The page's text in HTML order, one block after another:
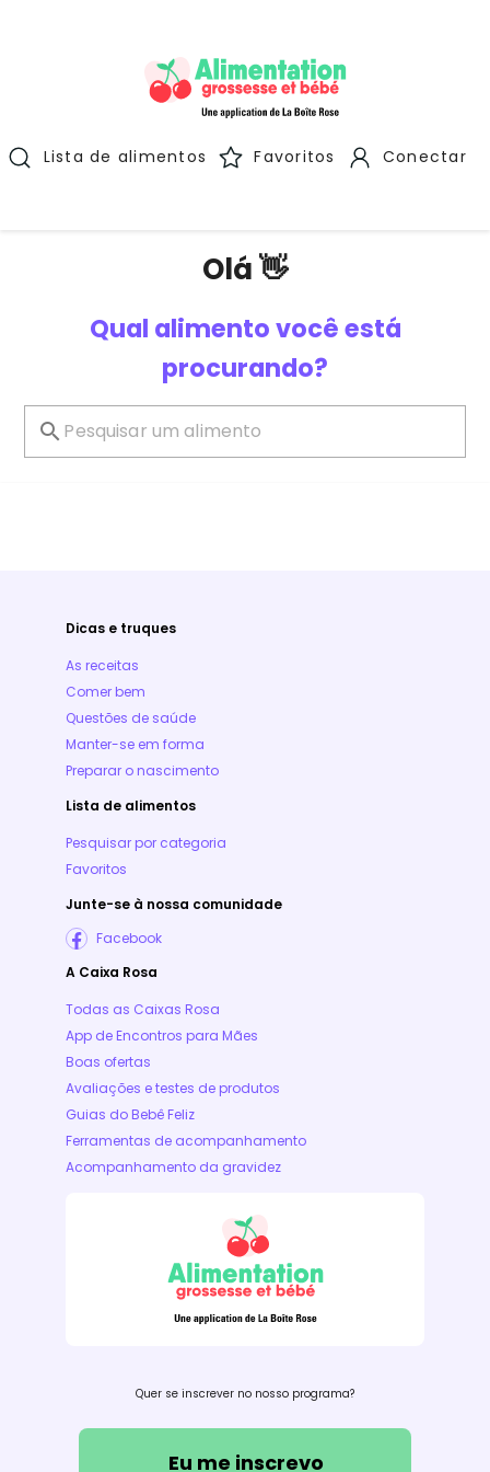
Lista de alimentos Favoritos Conectar
Olá 👋
Qual alimento você está
procurando?
Dicas e truques
As receitas
Comer bem
Questões de saúde
Manter-se em forma
Preparar o nascimento
Lista de alimentos
Pesquisar por categoria
Favoritos
Junte-se à nossa comunidade
Facebook
A Caixa Rosa
Todas as Caixas Rosa
App de Encontros para Mães
Boas ofertas
Avaliações e testes de produtos
Guias do Bebê Feliz
Ferramentas de acompanhamento
Acompanhamento da gravidez
Quer se inscrever no nosso programa?
Eu me inscrevo